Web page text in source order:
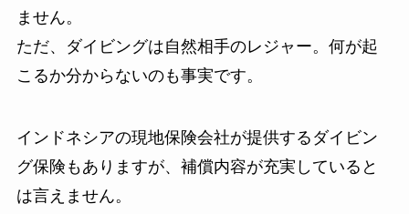
ません。
ただ、ダイビングは自然相手のレジャー。何が起
こるか分からないのも事実です。
インドネシアの現地保険会社が提供するダイビン
グ保険もありますが、補償内容が充実していると
は言えません。